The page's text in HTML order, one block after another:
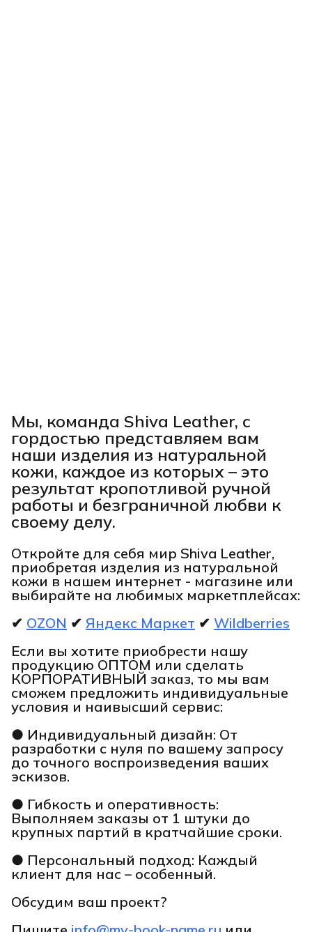
Мы, команда Shiva Leather, с
гордостью представляем вам
наши изделия из натуральной
кожи, каждое из которых – это
результат кропотливой ручной
работы и безграничной любви к
своему делу.
Откройте для себя мир Shiva Leather,
приобретая изделия из натуральной
кожи в нашем интернет - магазине или
выбирайте на любимых маркетплейсах:
✔ OZON ✔ Яндекс Маркет ✔ Wildberries
Если вы хотите приобрести нашу
продукцию ОПТОМ или сделать
КОРПОРАТИВНЫЙ заказ, то мы вам
сможем предложить индивидуальные
условия и наивысший сервис:
● Индивидуальный дизайн: От
разработки с нуля по вашему запросу
до точного воспроизведения ваших
эскизов.
● Гибкость и оперативность:
Выполняем заказы от 1 штуки до
крупных партий в кратчайшие сроки.
● Персональный подход: Каждый
клиент для нас – особенный.
Обсудим ваш проект?